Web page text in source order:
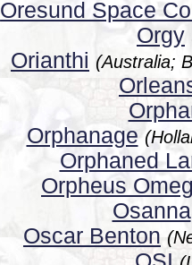
Oresund Space
Orgy
Orianthi (Australia;
Orphanage
Orphaned
Orpheus
Osanna
Oscar Benton